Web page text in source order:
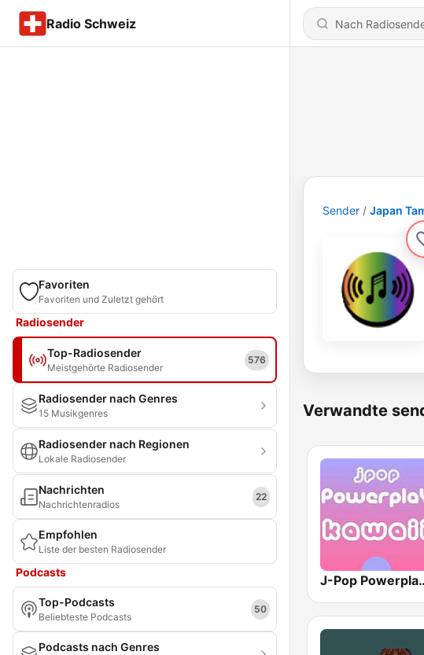
Radio Schweiz
Favoriten
Favoriten und Zuletzt gehört
Radiosender
Top-Radiosender
Meistgehörte Radiosender
576
Radiosender nach Genres
15 Musikgenres
Radiosender nach Regionen
Lokale Radiosender
Nachrichten
Nachrichtenradios
22
Empfohlen
Liste der besten Radiosender
Podcasts
Top-Podcasts
Beliebteste Podcasts
50
Podcasts nach Genres
Sender Japan
Verwandte
J-Pop